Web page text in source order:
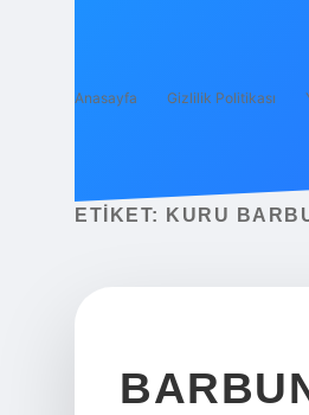
Anasayfa Gizlilik Politikası
ETIKET: KURU